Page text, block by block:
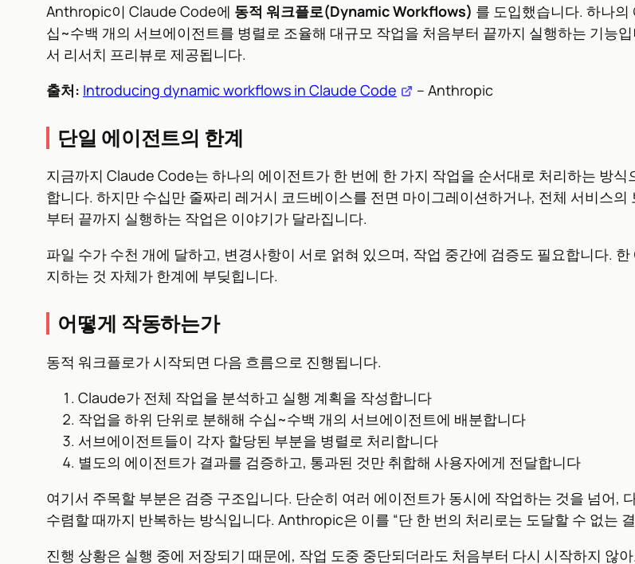
Anthropic이 Claude Code에 동적 워크플로(Dynamic Workflows) 를 도입했습니다. 하나
십~수백 개의 서브에이전트를 병렬로 조율해 대규모 작업을 처음부터 끝까지 실행하는 기능
서 리서치 프리뷰로 제공됩니다.
출처: Introducing dynamic workflows in Claude Code – Anthropic
단일 에이전트의 한계
지금까지 Claude Code는 하나의 에이전트가 한 번에 한 가지 작업을 순서대로 처리하는 방
합니다. 하지만 수십만 줄짜리 레거시 코드베이스를 전면 마이그레이션하거나, 전체 서비스
부터 끝까지 실행하는 작업은 이야기가 달라집니다.
파일 수가 수천 개에 달하고, 변경사항이 서로 얽혀 있으며, 작업 중간에 검증도 필요합니다.
지하는 것 자체가 한계에 부딪힙니다.
어떻게 작동하는가
동적 워크플로가 시작되면 다음 흐름으로 진행됩니다.
Claude가 전체 작업을 분석하고 실행 계획을 작성합니다
작업을 하위 단위로 분해해 수십~수백 개의 서브에이전트에 배분합니다
서브에이전트들이 각자 할당된 부분을 병렬로 처리합니다
별도의 에이전트가 결과를 검증하고, 통과된 것만 취합해 사용자에게 전달합니다
여기서 주목할 부분은 검증 구조입니다. 단순히 여러 에이전트가 동시에 작업하는 것을 넘어,
수렴할 때까지 반복하는 방식입니다. Anthropic은 이를 “단 한 번의 처리로는 도달할 수 없는
진행 상황은 실행 중에 저장되기 때문에, 작업 도중 중단되더라도 처음부터 다시 시작하지 않